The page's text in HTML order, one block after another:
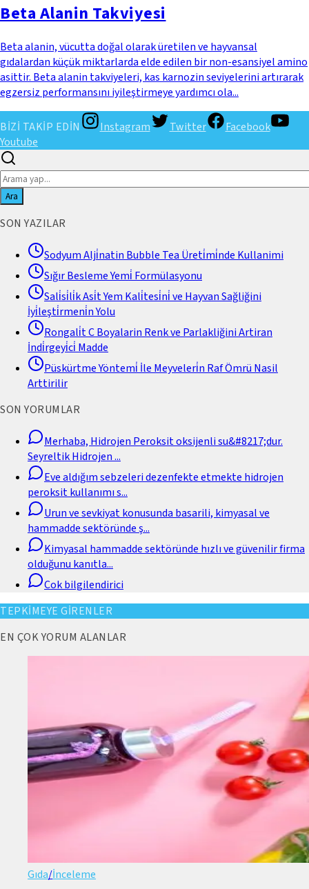
Beta Alanin Takviyesi
Beta alanin, vücutta doğal olarak üretilen ve hayvansal
gıdalardan küçük miktarlarda elde edilen bir non-esansiyel amino
asittir. Beta alanin takviyeleri, kas karnozin seviyelerini artırarak
egzersiz performansını iyileştirmeye yardımcı ola...
BİZİ TAKİP EDİN Instagram Twitter
Facebook
Youtube
Ara
SON YAZILAR
Sodyum Alji̇natin Bubble Tea Üreti̇mi̇nde Kullanimi
Sığır Besleme Yemi̇ Formülasyonu
Sali̇si̇li̇k Asi̇t Yem Kali̇tesi̇ni̇ ve Hayvan Sağliğini
İyi̇leşti̇rmeni̇n Yolu
Rongali̇t C Boyalarin Renk ve Parlakliğini Artiran
İndi̇rgeyi̇ci̇ Madde
Püskürtme Yöntemi̇ İle Meyveleri̇n Raf Ömrü Nasil
Arttirilir
SON YORUMLAR
Merhaba, Hidrojen Peroksit oksijenli su&#8217;dur.
Seyreltik Hidrojen...
Eve aldığım sebzeleri dezenfekte etmekte hidrojen
peroksit kullanımı s...
Urun ve sevkiyat konusunda basarili, kimyasal ve
hammadde sektöründe ş...
Kimyasal hammadde sektöründe hızlı ve güvenilir firma
olduğunu kanıtla...
Cok bilgilendirici
TEPKİMEYE GİRENLER
EN ÇOK YORUM ALANLAR
Gıda/İnceleme